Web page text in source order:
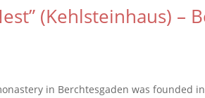
(Kehlsteinhaus) –
in Berchtesgaden was founded